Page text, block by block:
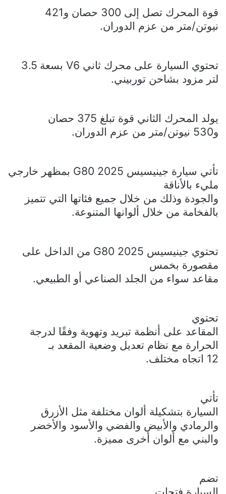
قوة المحرك تصل إلى 300 حصان و421
نيوتن/متر من عزم الدوران.
تحتوي السيارة على محرك ثاني V6
بسعة 3.5
لتر مزود بشاحن توربيني.
يولد المحرك الثاني قوة تبلغ 375 حصان
و530 نيوتن/متر من عزم الدوران.
تأتي سيارة جينيسيس G80 2025 بمظهر خارجي
مليء بالأناقة
والجودة وذلك من خلال جميع فئاتها التي تتميز
بالفخامة من خلال ألوانها المتنوعة.
تحتوي جينيسيس G80 2025 من الداخل على
مقصورة بخمس
مقاعد سواء من الجلد الصناعي أو الطبيعي.
تحتوي
المقاعد على أنظمة تبريد وتهوية وفقًا لدرجة
الحرارة مع نظام تعديل وضعية المقعد بـ
12 اتجاه مختلف.
تأتي
السيارة بتشكيلة ألوان مختلفة مثل الأزرق
والرمادي والأبيض والفضي والأسود والأخضر
والبني مع ألوان أخرى مميزة.
تضم